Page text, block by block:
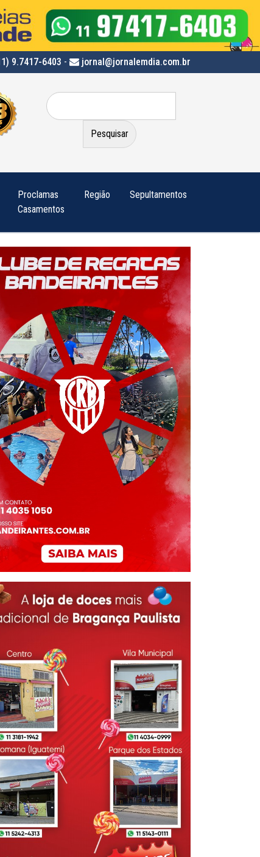
9.7417-6403 - jornal@jornalemdia.com.br
Pesquisar
por:
Proclamas
Casamentos
Região Sepultamentos